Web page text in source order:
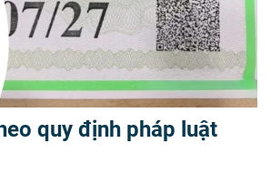
quy định pháp luật